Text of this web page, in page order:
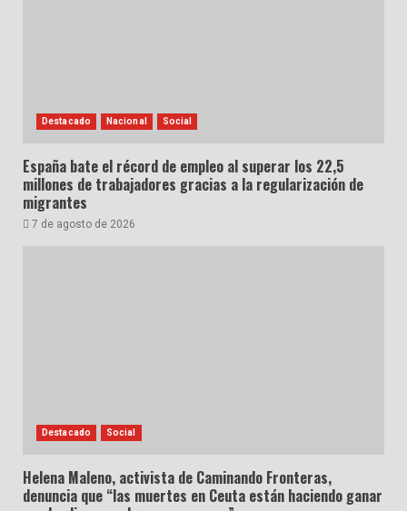
Destacado Nacional Social
España bate el récord de empleo al superar los 22,5
millones de trabajadores gracias a la regularización de
migrantes
7 de agosto de 2026
Destacado Social
Helena Maleno, activista de Caminando Fronteras,
denuncia que “las muertes en Ceuta están haciendo ganar